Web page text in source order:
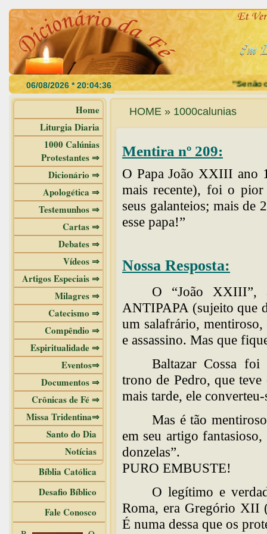
"Se não
Home
Liturgia Diaria
1000 Calúnias
Protestantes ⇒
Dicionário ⇒
Apologética ⇒
Testemunhos ⇒
Cartas ⇒
Debates ⇒
Vídeos ⇒
Artigos Especiais ⇒
Milagres ⇒
Catecismo ⇒
Compêndio ⇒
Espiritualidade ⇒
Eventos⇒
Documentos ⇒
Crônicas de Fé ⇒
Missa Tridentina⇒
Santo do Dia
Notícias
Bíblia Católica
Desafio Bíblico
Fale Conosco
HOME » 1000calunias
Mentira nº 209:
O Papa João XXIII ano
mais recente), foi o pior
seus galanteios; mais de
esse papa!”
Nossa Resposta:
O “João XXIII”,
ANTIPAPA (sujeito que
um salafrário, mentiroso,
e assassino. Mas que
Baltazar Cossa
trono de Pedro, que
mais tarde, ele
Mas é tão
em seu artigo
donzelas”.
PURO EMBUSTE!
O legítimo e
Roma, era Gregório XII
É numa dessa que os